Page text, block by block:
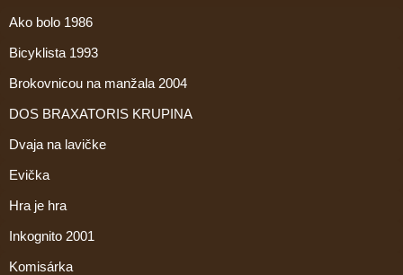
Ako bolo 1986
Bicyklista 1993
Brokovnicou na manžala 2004
DOS BRAXATORIS KRUPINA
Dvaja na lavičke
Evička
Hra je hra
Inkognito 2001
Komisárka